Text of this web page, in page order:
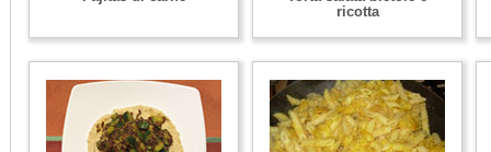
ricotta